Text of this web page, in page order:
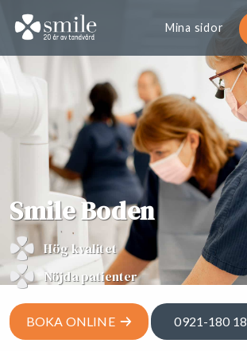
Smile Boden
Hög kvalitet
Nöjda patienter
BOKA ONLINE 0921-180 18
Mina sidor